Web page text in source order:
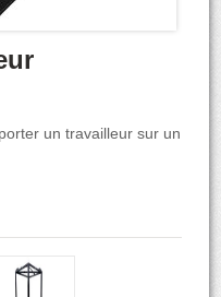
un travailleur sur un